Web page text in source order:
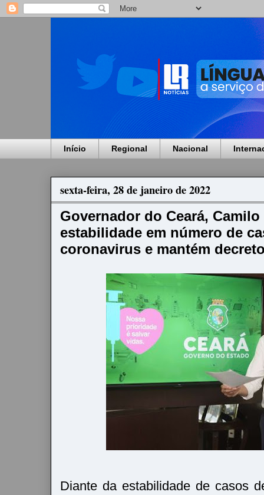
Início Regional Nacional
sexta-feira, 28 de janeiro de 2022
Governador do Ceará,
estabilidade em número de
coronavirus e mantém
Diante da estabilidade de casos